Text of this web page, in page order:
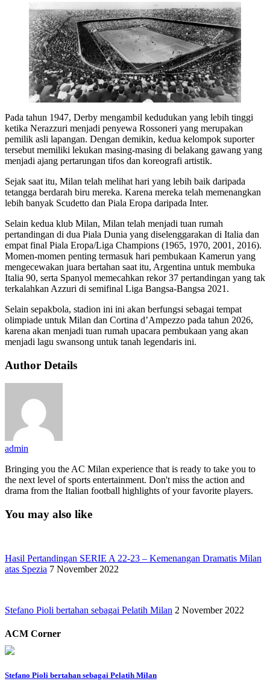
Pada tahun 1947, Derby mengambil kedudukan yang lebih tinggi
ketika Nerazzuri menjadi penyewa Rossoneri yang merupakan
pemilik asli lapangan. Dengan demikin, kedua kelompok suporter
tersebut memiliki lekukan masing-masing di belakang gawang yang
menjadi ajang pertarungan tifos dan koreografi artistik.
Sejak saat itu, Milan telah melihat hari yang lebih baik daripada
tetangga berdarah biru mereka. Karena mereka telah memenangkan
lebih banyak Scudetto dan Piala Eropa daripada Inter.
Selain kedua klub Milan, Milan telah menjadi tuan rumah
pertandingan di dua Piala Dunia yang diselenggarakan di Italia dan
empat final Piala Eropa/Liga Champions (1965, 1970, 2001, 2016).
Momen-momen penting termasuk hari pembukaan Kamerun yang
mengecewakan juara bertahan saat itu, Argentina untuk membuka
Italia 90, serta Spanyol memecahkan rekor 37 pertandingan yang tak
terkalahkan Azzuri di semifinal Liga Bangsa-Bangsa 2021.
Selain sepakbola, stadion ini ini akan berfungsi sebagai tempat
olimpiade untuk Milan dan Cortina d’Ampezzo pada tahun 2026,
karena akan menjadi tuan rumah upacara pembukaan yang akan
menjadi lagu swansong untuk tanah legendaris ini.
Author Details
admin
Bringing you the AC Milan experience that is ready to take you to
the next level of sports entertainment. Don't miss the action and
drama from the Italian football highlights of your favorite players.
You may also like
Hasil Pertandingan SERIE A 22-23 – Kemenangan Dramatis Milan
atas Spezia 7 November 2022
Stefano Pioli bertahan sebagai Pelatih Milan 2 November 2022
ACM Corner
Stefano Pioli bertahan sebagai Pelatih Milan